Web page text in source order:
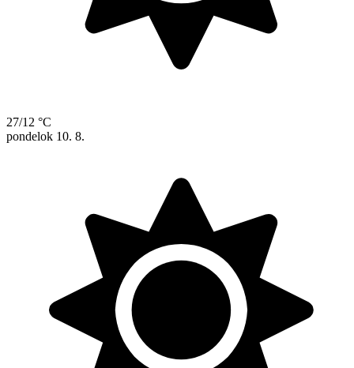
27/12 °C
pondelok 10. 8.